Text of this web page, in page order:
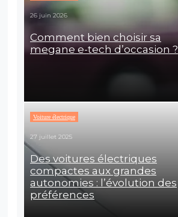
26 juin 2026
Comment bien choisir sa
megane e-tech d’occasion ?
Voiture électrique
27 juillet 2025
Des voitures électriques
compactes aux grandes
autonomies : l’évolution des
préférences